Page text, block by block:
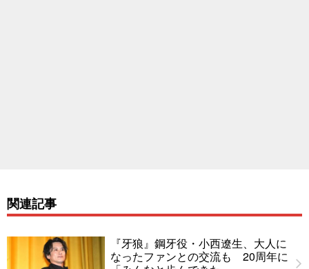
関連記事
『牙狼』鋼牙役・小西遼生、大人に
なったファンとの交流も 20周年に